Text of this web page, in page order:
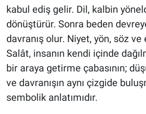
kabul ediş gelir. Dil, kalbin
dönüştürür. Sonra beden
davranış olur. Niyet, yön, söz
Salât, insanın kendi içinde
bir araya getirme çabasının;
ve davranışın aynı çizgide
sembolik anlatımıdır.